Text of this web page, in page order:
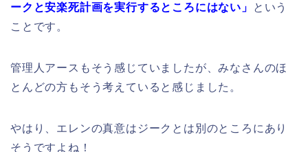
ークと安楽死計画を実行するところにはない」
という
ことです。
管理人アースもそう感じていましたが、みなさんのほ
とんどの方もそう考えていると感じました。
やはり、エレンの真意はジークとは別のところにあり
そうですよね！